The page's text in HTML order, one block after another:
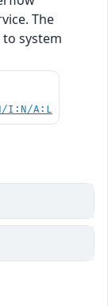
The
system
I:N/A:L